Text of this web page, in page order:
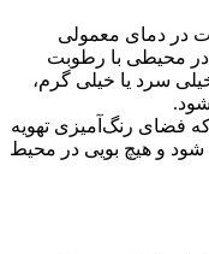
در دمای معمولی
و در محیطی با رطوبت
سرد یا خیلی گرم،
فضای رنگ‌آمیزی تهویه
شود و هیچ بویی در محیط